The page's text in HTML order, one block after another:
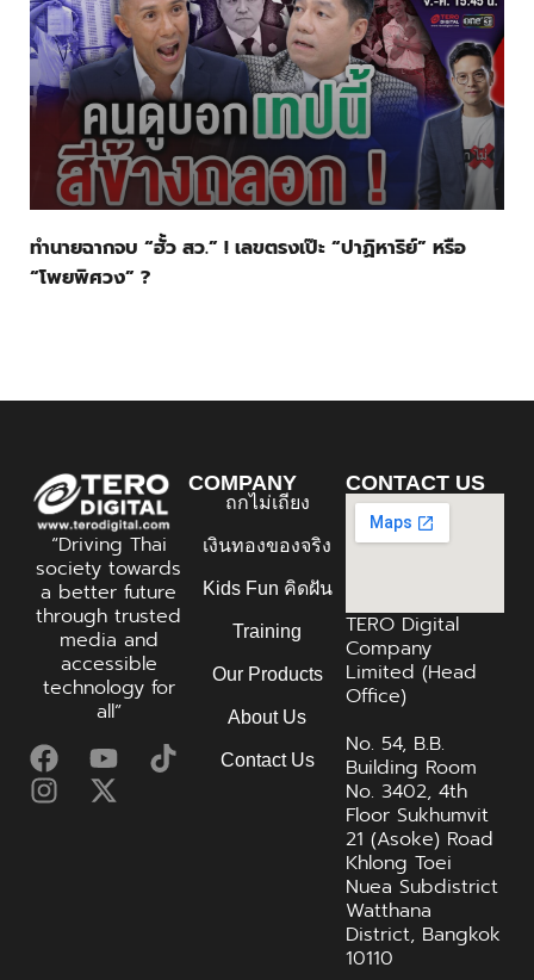
ทำนายฉากจบ “ฮั้ว สว.” ! เลขตรงเป๊ะ “ปาฏิหาริย์” หรือ
“โพยพิศวง” ?
“Driving Thai
society towards
a better future
through trusted
media and
accessible
technology for
all”
COMPANY
ถกไม่เถียง
เงินทองของจริง
Kids Fun คิดฝัน
Training
Our Products
About Us
Contact Us
CONTACT US
TERO Digital
Company
Limited (Head
Office)
No. 54, B.B.
Building Room
No. 3402, 4th
Floor Sukhumvit
21 (Asoke) Road
Khlong Toei
Nuea Subdistrict
Watthana
District, Bangkok
10110